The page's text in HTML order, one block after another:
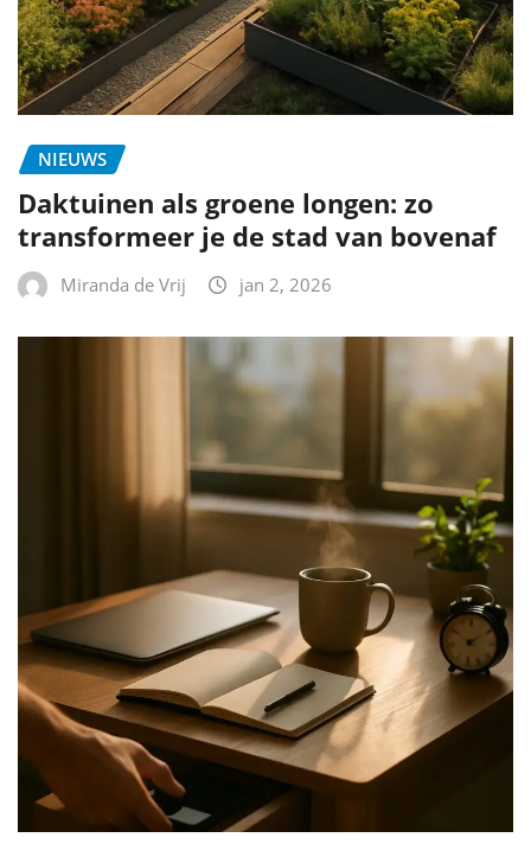
NIEUWS
Daktuinen als groene longen: zo
transformeer je de stad van bovenaf
Miranda de Vrij jan 2, 2026